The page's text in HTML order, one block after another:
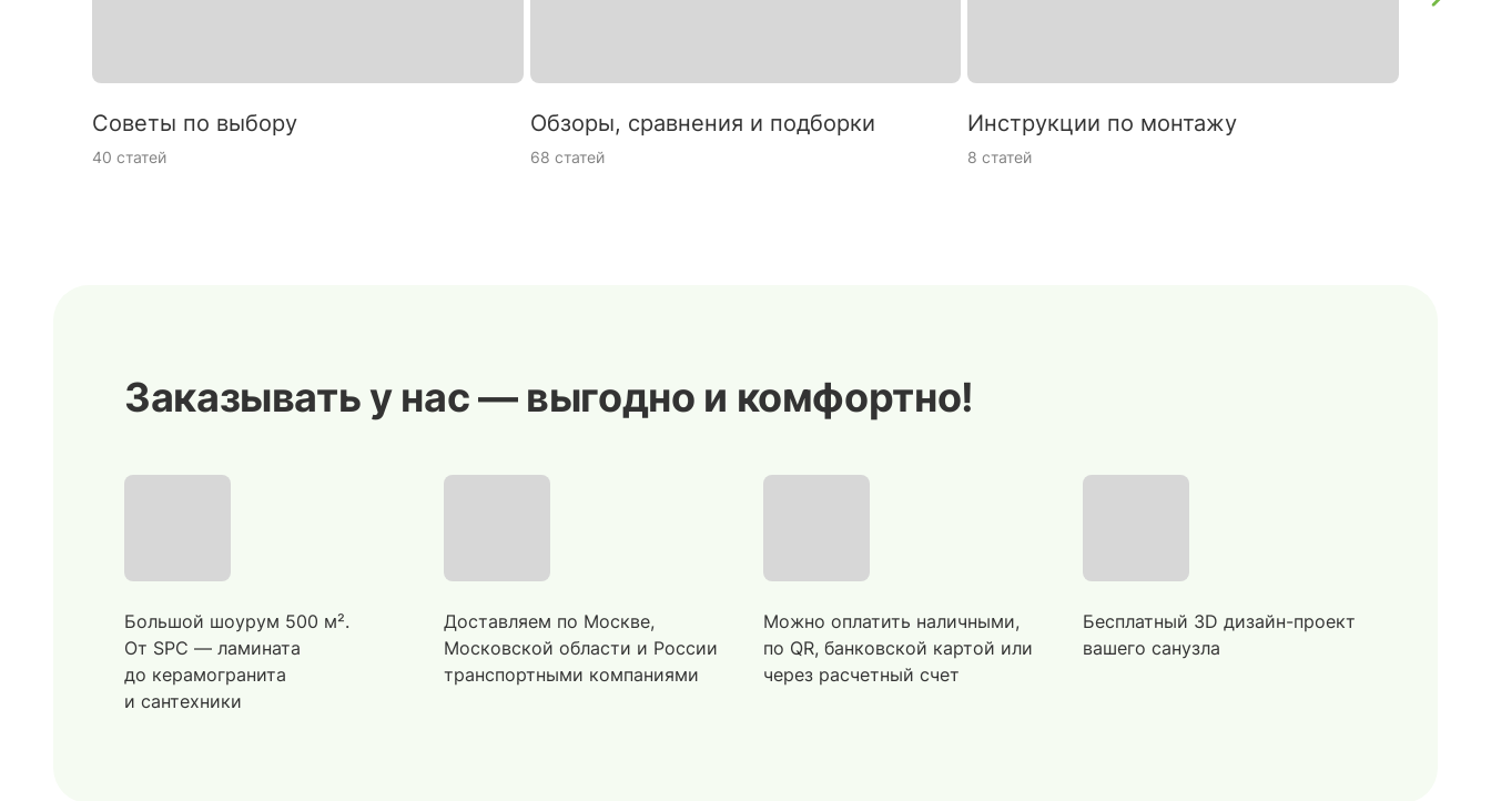
Советы по выбору
40 статей
Обзоры, сравнения и подборки
68 статей
Инструкции по монтажу
8 статей
Заказывать у нас — выгодно и комфортно!
Большой шоурум 500 м².
От SPC — ламината
до керамогранита
и сантехники
Доставляем по Москве,
Московской области и России
транспортными компаниями
Можно оплатить наличными,
по QR, банковской картой или
через расчетный счет
Бесплатный 3D дизайн-проект
вашего санузла